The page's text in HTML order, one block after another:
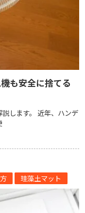
も安全に捨てる
します。 近年、ハンデ
珪藻土マット